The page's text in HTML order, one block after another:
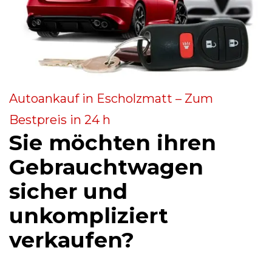
Autoankauf in Escholzmatt – Zum
Bestpreis in 24 h
Sie möchten ihren
Gebrauchtwagen
sicher und
unkompliziert
verkaufen?